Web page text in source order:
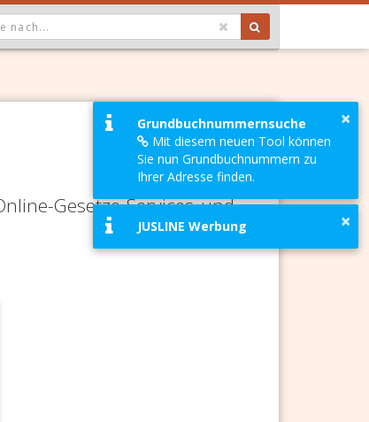
GEWÄHLTER WERT IST ALLE
Gesetze-Services und
×
Grundbuchnummernsuche
Mit diesem neuen Tool können
Sie nun Grundbuchnummern zu
Ihrer Adresse finden.
×
JUSLINE Werbung